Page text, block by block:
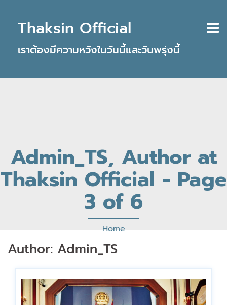
Thaksin Official
เราต้องมีความหวังในวันนี้และวันพรุ่งนี้
Admin_TS, Author at
Thaksin Official - Page
3 of 6
Home
Author: Admin_TS